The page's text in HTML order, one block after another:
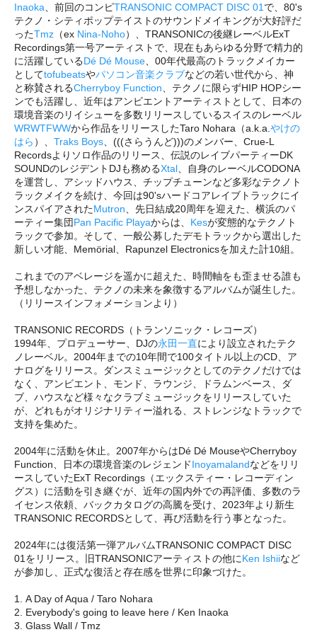
Inaoka 、前回のコンピTRANSONIC COMPACT DISC 01 で、80's
テクノ・シティポップテイストのサウンドメイキングが大好評だ
ったTmz （ex Nina-Noho）、TRANSONICの後継レーベルExT
Recordings第一号アーティストで、現在もあらゆる分野で精力的
に活躍しているDé Dé Mouse 、00年代最高のトラックメイカー
としてtofubeatsやパソコン音楽クラブなどの若い世代から、神
と称賛されるCherryboy Function 、テクノに限らずHIP HOPシー
ンでも活躍し、近年はアンビエントアーティストとして、日本の
環境音楽のリイシューを多数リリースしているスイスのレーベル
WRWTFWWから作品をリリースしたTaro Nohara（a.k.a. やけの
はら ）、 Traks Boys 、(((さらうんど)))のメンバー、Crue-L
Recordsよりソロ作品のリリース、伝説のレイブパーティーDK
SOUNDのレジデントDJも務めるXtal 、自身のレーベルCODONA
を運営し、アシッドハウス、チップチューンなど多彩なテクノト
ラックメイクを続け、今回は90'sハードコアレイブトラックにイ
ンスパイアされたMutron 、先日結成20周年を迎えた、横浜のパ
ーティー集団Pan Pacific Playaからは、 Kesが変態的なテクノト
ラックで参加。そして、一般公募したデモトラックから選出した
新しい才能、Memörial、Rapunzel Electronicsを加えた計10組。
これまでのアベレージを遥かに超えた、時間軸をも歪ませる誰も
予想しなかった、テクノの未来を象徴するアルバムが誕生した。
（リリースインフォメーションより）
TRANSONIC RECORDS（トランソニック・レコーズ）
1994年、プロデューサー、DJの永田一直により設立されたテク
ノレーベル。2004年までの10年間で100タイトル以上のCD、ア
ナログをリリース。ダンスミュージックとしてのテクノだけでは
なく、アンビエント、モンド、ラウンジ、ドラムンベース、ダ
ブ、ハウスなど様々なクラブミュージックをリリースしていた
が、どれもがオリジナリティー溢れる、ストレンジなトラックで
支持を集めた。
2004年に活動を休止。2007年からはDé Dé MouseやCherryboy
Function、日本の環境音楽のレジェンドInoyamalandなどをリリ
ースしていたExT Recordings（エックスティー・レコーディン
グス）に活動を引き継ぐが、近年の国内外での再評価、多数のラ
イセンス依頼、バックカタログの高騰を受け、2023年より新生
TRANSONIC RECORDSとして、再び活動を行う事となった。
2024年には復活第一弾アルバムTRANSONIC COMPACT DISC
01をリリース。旧TRANSONICアーティストの他にKen Ishiiなど
が参加し、正式な復活と存在感を世界に印象づけた。
1. A Day of Aqua / Taro Nohara
2. Everybody's going to leave here / Ken Inaoka
3. Glass Wall / Tmz